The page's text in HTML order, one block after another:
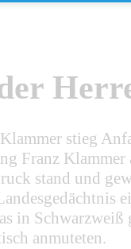
stieg
Franz
stand und
in
anmuteten.